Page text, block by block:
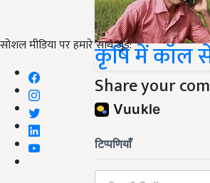
सोशल मीडिया पर हमारे साथ जुड़ें:कृषि में कॉल
Share your